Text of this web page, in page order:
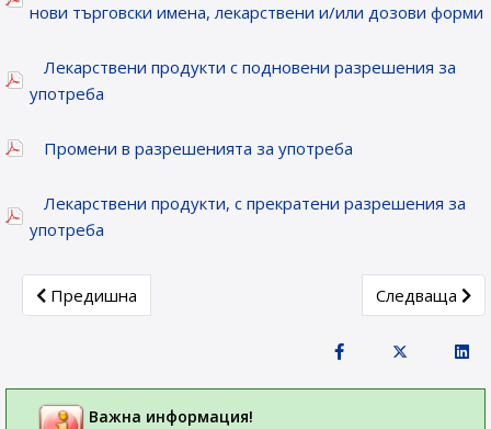
нови търговски имена, лекарствени и/или дозови форми
Лекарствени продукти с подновени разрешения за
употреба
Промени в разрешенията за употреба
Лекарствени продукти, с прекратени разрешения за
употреба
Previous article: Лекарствени продукти, получили
Предишна Next article:
Следваща
Важна информация!